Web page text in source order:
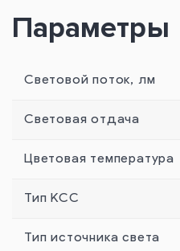
Параметры
Световой поток, лм
Световая отдача
Цветовая температура
Тип КСС
Тип источника света